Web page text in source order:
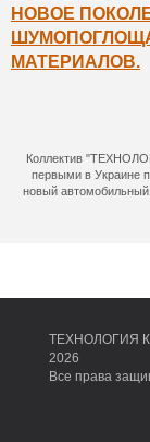
НОВОЕ
МАТЕРИАЛОВ.
Коллектив
первыми в Украине
новый
ТЕХНОЛОГИЯ
2026
Все права